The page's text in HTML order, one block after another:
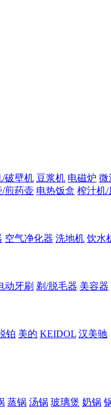
/破壁机 豆浆机 电磁炉 微
/煎药壶 电热饭盒 榨汁机/
空气净化器 洗地机 饮水
动牙刷 剃/脱毛器 美容器
铂 美的 KEIDOL 汉美驰
蒸锅 汤锅 玻璃煲 奶锅